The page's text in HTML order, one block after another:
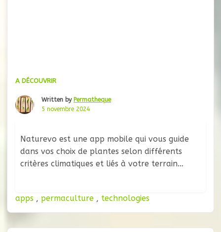
A DÉCOUVRIR
Written by Permatheque
5 novembre 2024
Naturevo est une app mobile qui vous guide
dans vos choix de plantes selon différents
critères climatiques et liés à votre terrain…
apps , permaculture , technologies